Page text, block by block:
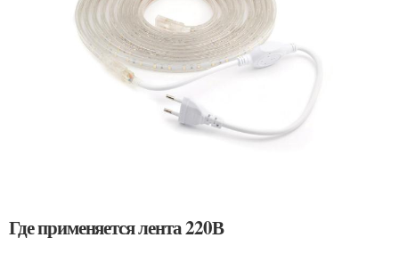
Где применяется лента 220В